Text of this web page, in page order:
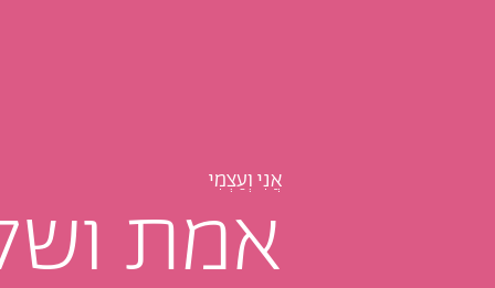
אֲנִי וְעַצְמִי
אמת